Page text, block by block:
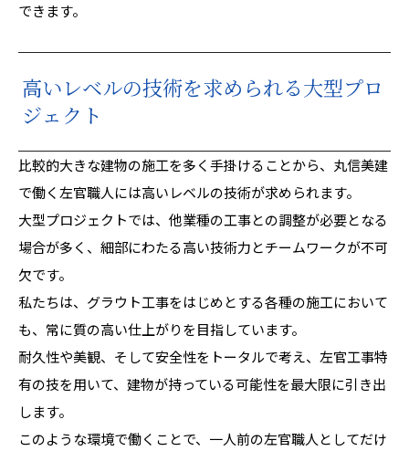
できます。
高いレベルの技術を求められる大型プロ
ジェクト
比較的大きな建物の施工を多く手掛けることから、丸信美建
で働く左官職人には高いレベルの技術が求められます。
大型プロジェクトでは、他業種の工事との調整が必要となる
場合が多く、細部にわたる高い技術力とチームワークが不可
欠です。
私たちは、グラウト工事をはじめとする各種の施工において
も、常に質の高い仕上がりを目指しています。
耐久性や美観、そして安全性をトータルで考え、左官工事特
有の技を用いて、建物が持っている可能性を最大限に引き出
します。
このような環境で働くことで、一人前の左官職人としてだけ